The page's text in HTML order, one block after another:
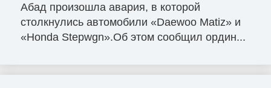
Абад произошла авария, в которой
столкнулись автомобили «Daewoo Matiz» и
«Honda Stepwgn».Об этом сообщил ордин...